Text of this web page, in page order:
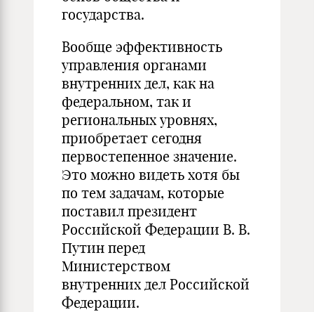
государства.
Вообще эффективность
управления органами
внутренних дел, как на
федеральном, так и
региональных уровнях,
приобретает сегодня
первостепенное значение.
Это можно видеть хотя бы
по тем задачам, которые
поставил президент
Российской Федерации В. В.
Путин перед
Министерством
внутренних дел Российской
Федерации.